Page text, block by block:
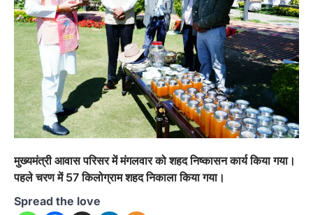
मुख्यमंत्री आवास परिसर में मंगलवार को शहद निष्कासन कार्य किया गया।
पहले चरण में 57 किलोग्राम शहद निकाला किया गया।
Spread the love